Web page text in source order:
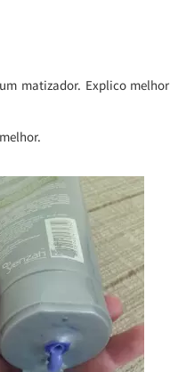
matizador. Explico